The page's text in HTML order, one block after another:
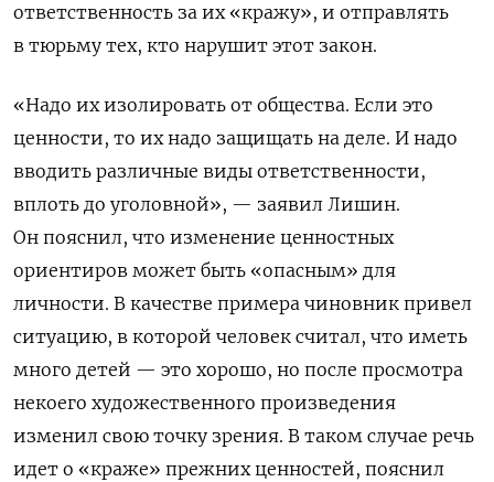
ответственность за их «кражу», и отправлять
в тюрьму тех, кто нарушит этот закон.
«Надо их изолировать от общества. Если это
ценности, то их надо защищать на деле. И надо
вводить различные виды ответственности,
вплоть до уголовной», — заявил Лишин.
Он пояснил, что изменение ценностных
ориентиров может быть «опасным» для
личности. В качестве примера чиновник привел
ситуацию, в которой человек считал, что иметь
много детей — это хорошо, но после просмотра
некоего художественного произведения
изменил свою точку зрения. В таком случае речь
идет о «краже» прежних ценностей, пояснил